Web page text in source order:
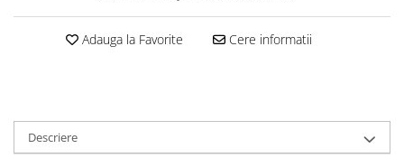
Adauga la Favorite Cere informatii
Descriere